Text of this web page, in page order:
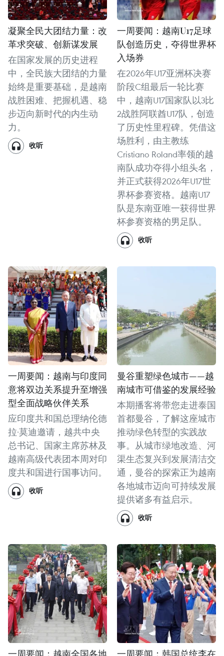
凝聚全民大团结力量：改
革求突破、创新谋发展
在国家发展的历史进程
中，全民族大团结的力量
始终是重要基础，是越南
战胜困难、把握机遇、稳
步迈向新时代的内生动
力。
收听
一周要闻：越南U17足球
队创造历史，夺得世界杯
入场券
在2026年U17亚洲杯决赛
阶段C组最后一轮比赛
中，越南U17国家队以3比
2战胜阿联酋U17队，创造
了历史性里程碑。凭借这
场胜利，由主教练
Cristiano Roland率领的越
南队成功夺得小组头名，
并正式获得2026年U17世
界杯参赛资格。越南U17
队是东南亚唯一获得世界
杯参赛资格的男足队。
收听
一周要闻：越南与印度同
意将双边关系提升至增强
型全面战略伙伴关系
应印度共和国总理纳伦德
拉·莫迪邀请，越共中央
总书记、国家主席苏林及
越南高级代表团本周对印
度共和国进行国事访问。
收听
曼谷重塑绿色城市——越
南城市可借鉴的发展经验
本期播客将带您走进泰国
首都曼谷，了解这座城市
推动绿色转型的实践故
事。从城市绿地改造、河
渠生态复兴到发展清洁交
通，曼谷的探索正为越南
各地城市迈向可持续发展
提供诸多有益启示。
收听
一周要闻：越南全国各地
一周要闻：韩国总统李在